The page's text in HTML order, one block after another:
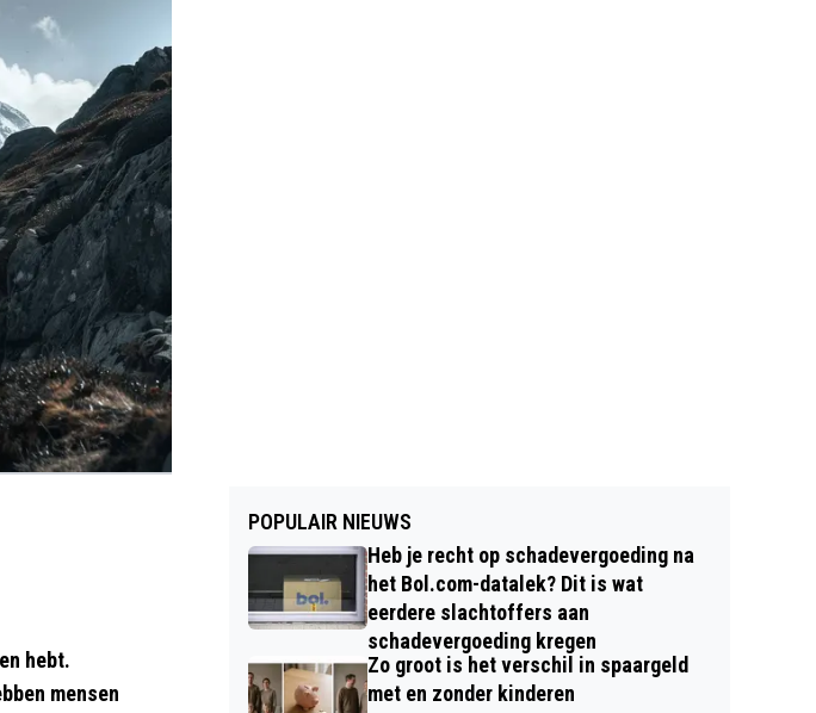
hebt.
mensen
POPULAIR NIEUWS
Heb je recht op schadevergoeding na
het Bol.com-datalek? Dit is wat
eerdere slachtoffers aan
schadevergoeding kregen
Zo groot is het verschil in spaargeld
met en zonder kinderen